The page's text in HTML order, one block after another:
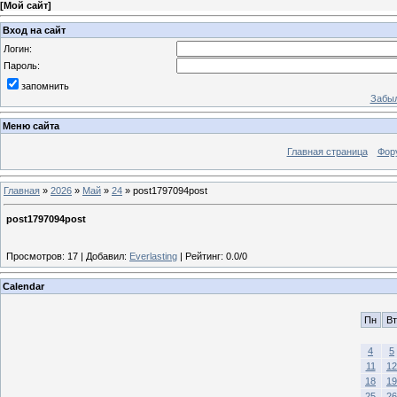
[Мой сайт]
Вход на сайт
Логин:
Пароль:
запомнить
Меню сайта
Главная страница
Главная » 2026 » Май » 24 » post1797094post
post1797094post
Просмотров: 17 | Добавил: Everlasting | Рейтинг: 0.0/0
Calendar
Пн Вт
4
5
11
12
18
19